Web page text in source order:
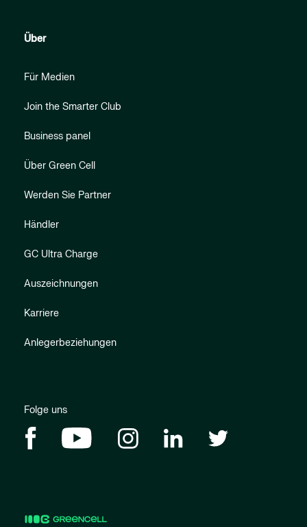
Über
Für Medien
Join the Smarter Club
Business panel
Über Green Cell
Werden Sie Partner
Händler
GC Ultra Charge
Auszeichnungen
Karriere
Anlegerbeziehungen
Folge uns